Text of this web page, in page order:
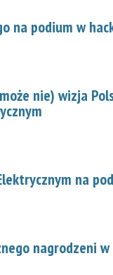
na podium w
nie) wizja
na
nagrodzeni